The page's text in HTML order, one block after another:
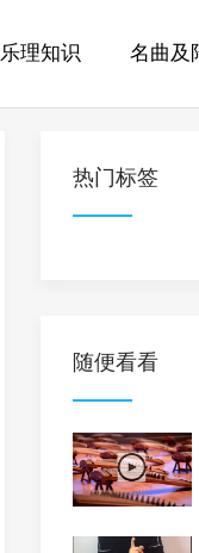
乐理知识 名曲及
热门标签
随便看看